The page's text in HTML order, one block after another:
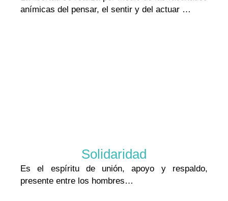
anímicas del pensar, el sentir y del actuar …
Solidaridad
Es el espíritu de unión, apoyo y respaldo,
presente entre los hombres…